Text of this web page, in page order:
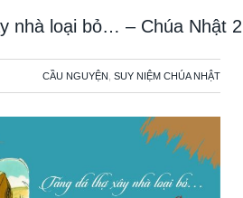
nhà loại bỏ… – Chúa Nhật
CẦU NGUYỆN SUY NIỆM CHÚA NHẬT